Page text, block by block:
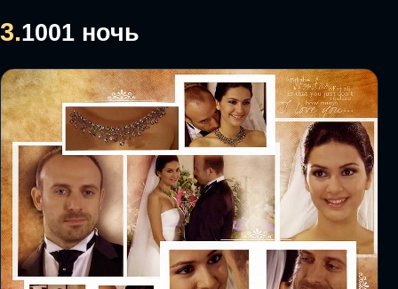
3.1001 ночь